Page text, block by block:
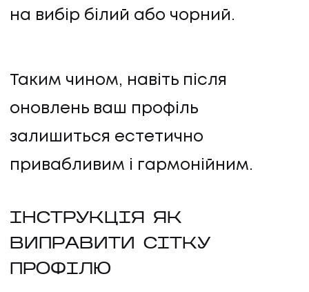
на вибір білий або чорний.
Таким чином, навіть після
оновлень ваш профіль
залишиться естетично
привабливим і гармонійним.
ІНСТРУКЦІЯ ЯК
ВИПРАВИТИ СІТКУ
ПРОФІЛЮ
БЛОГ
КЛІЄНТИ
КОНТАКТИ